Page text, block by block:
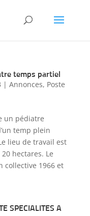
temps partiel
| Annonces, Poste
un pédiatre
temp plein
lieu de travail est
hectares. Le
collective 1966 et
SPECIALITES A